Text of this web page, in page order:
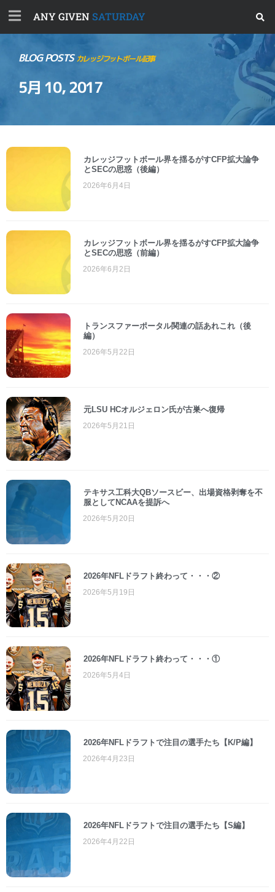
ANY GIVEN SATURDAY
BLOG POSTSカレッジフットボール記事
5月 10, 2017
カレッジフットボール界を揺るがすCFP拡大論争
とSECの思惑（後編）
2026年6月4日
カレッジフットボール界を揺るがすCFP拡大論争
とSECの思惑（前編）
2026年6月2日
トランスファーポータル関連の話あれこれ（後
編）
2026年5月22日
元LSU HCオルジェロン氏が古巣へ復帰
2026年5月21日
テキサス工科大QBソースビー、出場資格剥奪を不
服としてNCAAを提訴へ
2026年5月20日
2026年NFLドラフト終わって・・・②
2026年5月19日
2026年NFLドラフト終わって・・・①
2026年5月4日
2026年NFLドラフトで注目の選手たち【K/P編】
2026年4月23日
2026年NFLドラフトで注目の選手たち【S編】
2026年4月22日